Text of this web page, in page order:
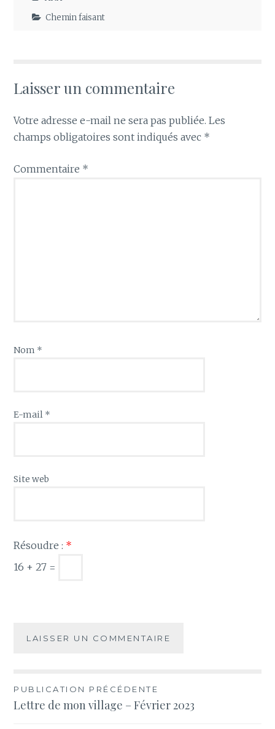
Chemin faisant
Laisser un commentaire
Votre adresse e-mail ne sera pas publiée. Les
champs obligatoires sont indiqués avec *
Commentaire *
Nom *
E-mail *
Site web
Résoudre : *
16 + 27 =
Navigation
de
PUBLICATION PRÉCÉDENTE
Lettre de mon village – Février 2023